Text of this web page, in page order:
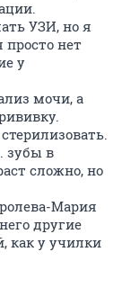
УЗИ, но я
нет
у
мочи, а
зубы в
сложно, но
Мария
другие
как у училки